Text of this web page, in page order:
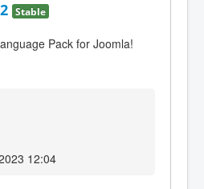
Stable
Pack for Joomla!
12:04